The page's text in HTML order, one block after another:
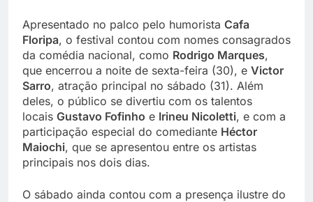
Apresentado no palco pelo humorista Cafa
Floripa, o festival contou com nomes consagrados
da comédia nacional, como Rodrigo Marques,
que encerrou a noite de sexta-feira (30), e Victor
Sarro, atração principal no sábado (31). Além
deles, o público se divertiu com os talentos
locais Gustavo Fofinho e Irineu Nicoletti, e com a
participação especial do comediante Héctor
Maiochi, que se apresentou entre os artistas
principais nos dois dias.
O sábado ainda contou com a presença ilustre do